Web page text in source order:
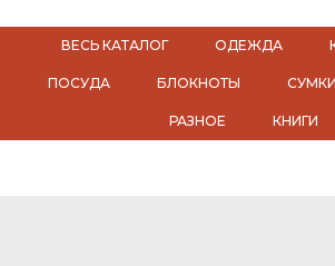
ВЕСЬ КАТАЛОГ ОДЕЖДА
ПОСУДА БЛОКНОТЫ СУМКИ
РАЗНОЕ КНИГИ